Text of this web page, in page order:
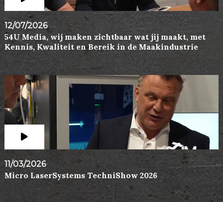
12/07/2026
54U Media, wij maken zichtbaar wat jij maakt, met
Kennis, Kwaliteit en Bereik in de Maakindustrie
11/03/2026
Micro LaserSystems TechniShow 2026